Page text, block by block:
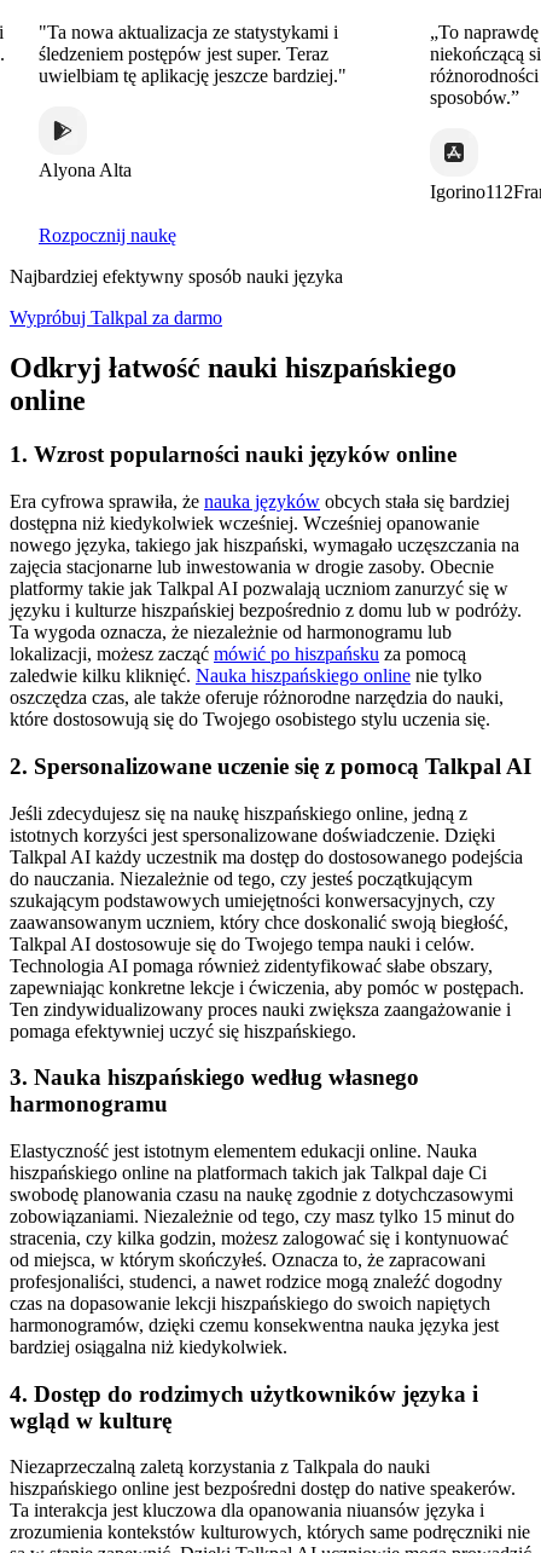
"Ta nowa aktualizacja ze statystykami i
śledzeniem postępów jest super. Teraz
uwielbiam tę aplikację jeszcze bardziej."
Alyona Alta
„To naprawdę
niekończącą się
różnorodności
sposobów.”
Igorino112France
Rozpocznij naukę
Najbardziej efektywny sposób nauki języka
Wypróbuj Talkpal za darmo
Odkryj łatwość nauki hiszpańskiego
online
1. Wzrost popularności nauki języków online
Era cyfrowa sprawiła, że nauka języków obcych stała się bardziej
dostępna niż kiedykolwiek wcześniej. Wcześniej opanowanie
nowego języka, takiego jak hiszpański, wymagało uczęszczania na
zajęcia stacjonarne lub inwestowania w drogie zasoby. Obecnie
platformy takie jak Talkpal AI pozwalają uczniom zanurzyć się w
języku i kulturze hiszpańskiej bezpośrednio z domu lub w podróży.
Ta wygoda oznacza, że niezależnie od harmonogramu lub
lokalizacji, możesz zacząć mówić po hiszpańsku za pomocą
zaledwie kilku kliknięć. Nauka hiszpańskiego online nie tylko
oszczędza czas, ale także oferuje różnorodne narzędzia do nauki,
które dostosowują się do Twojego osobistego stylu uczenia się.
2. Spersonalizowane uczenie się z pomocą Talkpal AI
Jeśli zdecydujesz się na naukę hiszpańskiego online, jedną z
istotnych korzyści jest spersonalizowane doświadczenie. Dzięki
Talkpal AI każdy uczestnik ma dostęp do dostosowanego podejścia
do nauczania. Niezależnie od tego, czy jesteś początkującym
szukającym podstawowych umiejętności konwersacyjnych, czy
zaawansowanym uczniem, który chce doskonalić swoją biegłość,
Talkpal AI dostosowuje się do Twojego tempa nauki i celów.
Technologia AI pomaga również zidentyfikować słabe obszary,
zapewniając konkretne lekcje i ćwiczenia, aby pomóc w postępach.
Ten zindywidualizowany proces nauki zwiększa zaangażowanie i
pomaga efektywniej uczyć się hiszpańskiego.
3. Nauka hiszpańskiego według własnego
harmonogramu
Elastyczność jest istotnym elementem edukacji online. Nauka
hiszpańskiego online na platformach takich jak Talkpal daje Ci
swobodę planowania czasu na naukę zgodnie z dotychczasowymi
zobowiązaniami. Niezależnie od tego, czy masz tylko 15 minut do
stracenia, czy kilka godzin, możesz zalogować się i kontynuować
od miejsca, w którym skończyłeś. Oznacza to, że zapracowani
profesjonaliści, studenci, a nawet rodzice mogą znaleźć dogodny
czas na dopasowanie lekcji hiszpańskiego do swoich napiętych
harmonogramów, dzięki czemu konsekwentna nauka języka jest
bardziej osiągalna niż kiedykolwiek.
4. Dostęp do rodzimych użytkowników języka i
wgląd w kulturę
Niezaprzeczalną zaletą korzystania z Talkpala do nauki
hiszpańskiego online jest bezpośredni dostęp do native speakerów.
Ta interakcja jest kluczowa dla opanowania niuansów języka i
zrozumienia kontekstów kulturowych, których same podręczniki nie